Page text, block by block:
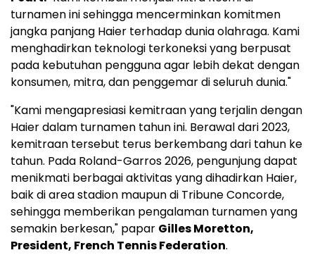
turnamen ini sehingga mencerminkan komitmen
jangka panjang Haier terhadap dunia olahraga. Kami
menghadirkan teknologi terkoneksi yang berpusat
pada kebutuhan pengguna agar lebih dekat dengan
konsumen, mitra, dan penggemar di seluruh dunia."
"Kami mengapresiasi kemitraan yang terjalin dengan
Haier dalam turnamen tahun ini. Berawal dari 2023,
kemitraan tersebut terus berkembang dari tahun ke
tahun. Pada Roland-Garros 2026, pengunjung dapat
menikmati berbagai aktivitas yang dihadirkan Haier,
baik di area stadion maupun di Tribune Concorde,
sehingga memberikan pengalaman turnamen yang
semakin berkesan," papar Gilles Moretton,
President, French Tennis Federation.